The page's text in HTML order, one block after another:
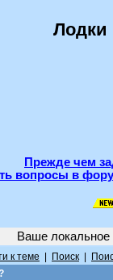
Лодки
Прежде чем
вопросы в
Ваше
к теме Поиск